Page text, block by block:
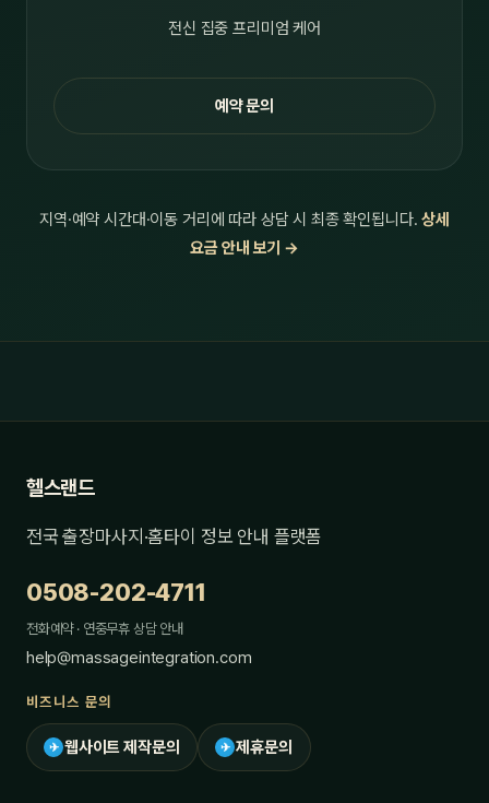
전신 집중 프리미엄 케어
예약 문의
지역·예약 시간대·이동 거리에 따라 상담 시 최종 확인됩니다.상세
요금 안내 보기 →
헬스랜드
전국 출장마사지·홈타이 정보 안내 플랫폼
0508-202-4711
전화예약 · 연중무휴 상담 안내
help@massageintegration.com
비즈니스 문의
✈ 웹사이트 제작문의 ✈ 제휴문의